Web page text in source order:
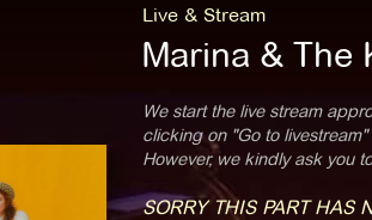
Live & Stream
Marina & The
We start the live stream
clicking on "Go to
However, we kindly ask you
SORRY THIS PART HAS